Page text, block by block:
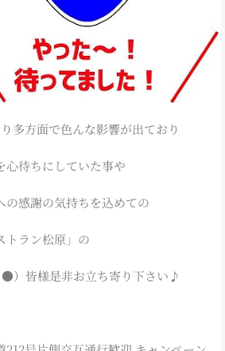
多方面で色んな影響が出ており
心待ちにしていた事や
の感謝の気持ちを込めての
トラン松原」の
）皆様是非お立ち寄り下さい♪